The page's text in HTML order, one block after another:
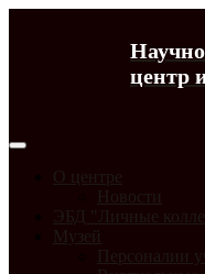
центр
О центре
Новости
ЭБД "Личные
Музей
Персоналии